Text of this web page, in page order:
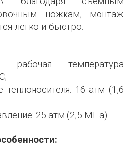
ножкам, монтаж
легко и быстро.
рабочая температура
теплоносителя: 16 атм (1,6
25 атм (2,5 МПа).